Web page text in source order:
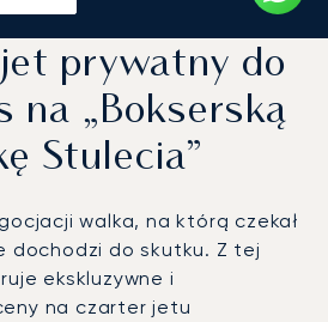
prywatny do
na „Bokserską
Stulecia”
walka, na którą czekał
dochodzi do skutku. Z tej
ekskluzywne i
na czarter jetu